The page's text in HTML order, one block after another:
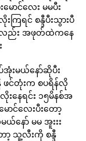
ာင်လေး မမပီး
ရင် စန္ဒီပီးသွားပီ
လည်း အဖုတ်ထဲကနေ
အုံးမယ်နော်ဆိုပီး
ဖင်တုံးက စပရိန်လို
လိုးနေရင်း ၁၅မိနစ်အ
ာင်လေးပီးတော့
ော် မမ အူးးး
ာ့ သူ့လီးကို စန္ဒီ